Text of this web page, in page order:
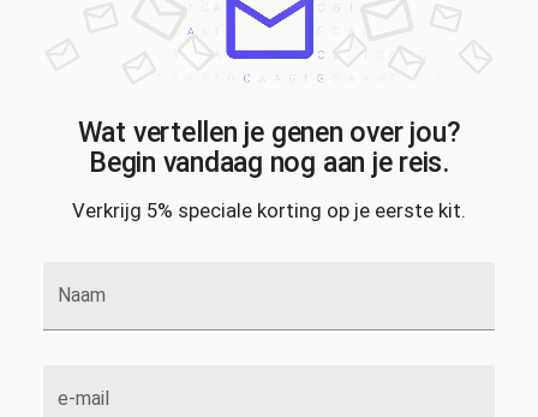
Wat vertellen je genen over jou?
Begin vandaag nog aan je reis.
Verkrijg 5% speciale korting op je eerste kit.
Naam
e-mail